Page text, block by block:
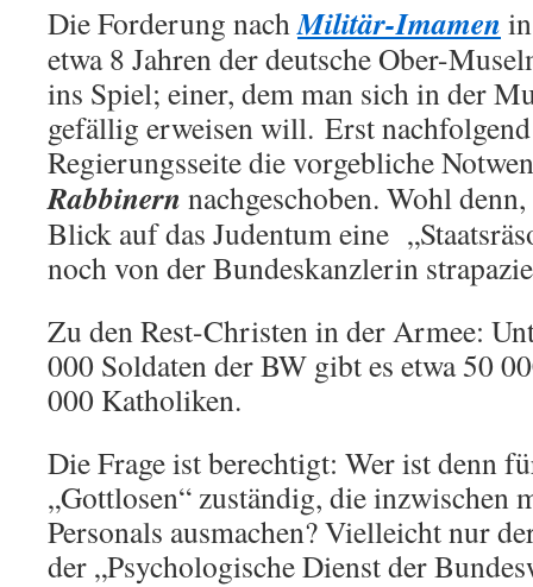
Die Forderung nachMilitär-Imamen
etwa 8 Jahren der deutsche Ober-
ins Spiel; einer, dem man sich in der
gefällig erweisen will. Erst
Regierungsseite die vorgebliche
Rabbinern nachgeschoben. Wohl
Blick auf das Judentum eine
noch von der Bundeskanzlerin
Zu den Rest-Christen in der Armee:
000 Soldaten der BW gibt es etwa 50
000 Katholiken.
Die Frage ist berechtigt: Wer ist denn
„Gottlosen“ zuständig, die inzwischen
Personals ausmachen? Vielleicht nur
der „Psychologische Dienst der